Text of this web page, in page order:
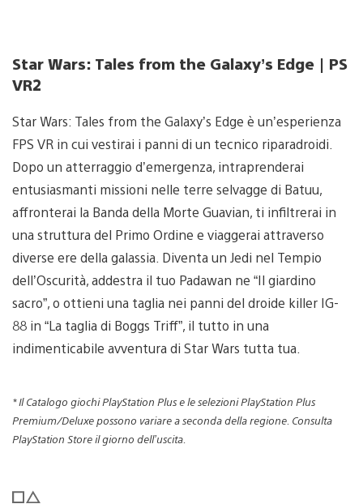
Star Wars: Tales from the Galaxy’s Edge | PS
VR2
Star Wars: Tales from the Galaxy’s Edge è un’esperienza
FPS VR in cui vestirai i panni di un tecnico riparadroidi.
Dopo un atterraggio d’emergenza, intraprenderai
entusiasmanti missioni nelle terre selvagge di Batuu,
affronterai la Banda della Morte Guavian, ti infiltrerai in
una struttura del Primo Ordine e viaggerai attraverso
diverse ere della galassia. Diventa un Jedi nel Tempio
dell’Oscurità, addestra il tuo Padawan ne “Il giardino
sacro”, o ottieni una taglia nei panni del droide killer IG-
88 in “La taglia di Boggs Triff”, il tutto in una
indimenticabile avventura di Star Wars tutta tua.
* Il Catalogo giochi PlayStation Plus e le selezioni PlayStation Plus
Premium/Deluxe possono variare a seconda della regione. Consulta
PlayStation Store il giorno dell’uscita.